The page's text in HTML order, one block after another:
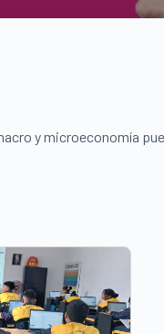
y microeconomía